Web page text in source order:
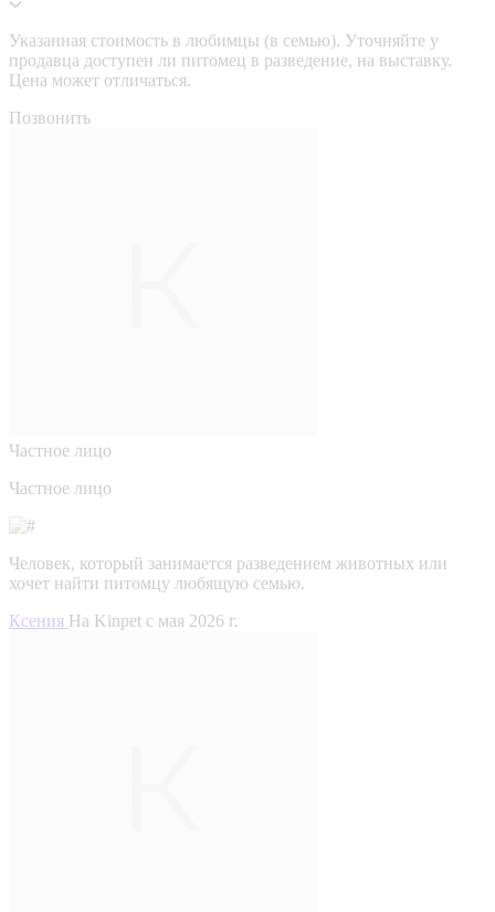
Указанная стоимость в любимцы (в семью). Уточняйте у
продавца доступен ли питомец в разведение, на выставку.
Цена может отличаться.
Позвонить
Частное лицо
Частное лицо
Человек, который занимается разведением животных или
хочет найти питомцу любящую семью.
Ксения На Kinpet c мая 2026 г.